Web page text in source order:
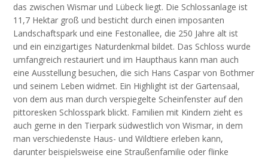
das zwischen Wismar und Lübeck liegt. Die Schlossanlage ist
11,7 Hektar groß und besticht durch einen imposanten
Landschaftspark und eine Festonallee, die 250 Jahre alt ist
und ein einzigartiges Naturdenkmal bildet. Das Schloss wurde
umfangreich restauriert und im Haupthaus kann man auch
eine Ausstellung besuchen, die sich Hans Caspar von Bothmer
und seinem Leben widmet. Ein Highlight ist der Gartensaal,
von dem aus man durch verspiegelte Scheinfenster auf den
pittoresken Schlosspark blickt. Familien mit Kindern zieht es
auch gerne in den Tierpark südwestlich von Wismar, in dem
man verschiedenste Haus- und Wildtiere erleben kann,
darunter beispielsweise eine Straußenfamilie oder flinke